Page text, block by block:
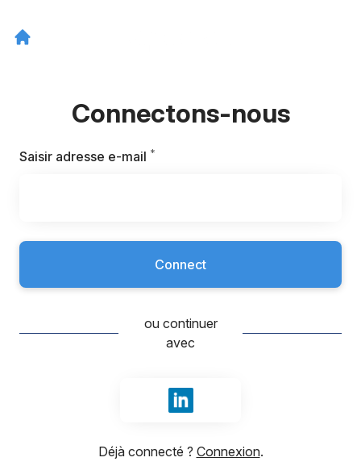
Connectons-nous
Saisir adresse e-mail *
Connect
ou continuer
avec
Se connecter avec LinkedIn
Déjà connecté ? Connexion.